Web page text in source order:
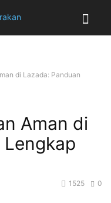
di Lazada: Panduan
Aman di
Lengkap
0
1525